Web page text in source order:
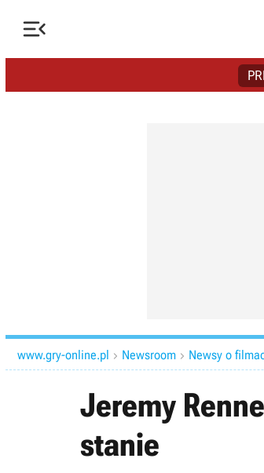

www.gry-online.pl  Newsroom  Newsy o
Jeremy
stanie